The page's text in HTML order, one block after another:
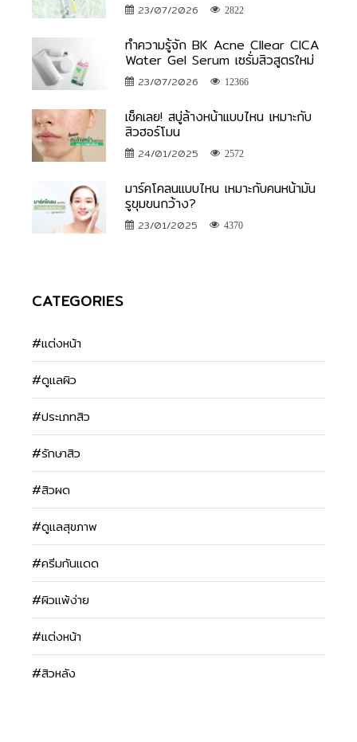
23/07/2026 2822
ทำความรู้จัก BK Acne Cllear CICA
Water Gel Serum เซรั่มสิวสูตรใหม่
23/07/2026 12366
เช็คเลย! สบู่ล้างหน้าแบบไหน เหมาะกับ
สิวฮอร์โมน
24/01/2025 2572
มาร์คโคลนแบบไหน เหมาะกับคนหน้ามัน
รูขุมขนกว้าง?
23/01/2025 4370
CATEGORIES
#แต่งหน้า
#ดูแลผิว
#ประเภทสิว
#รักษาสิว
#สิวผด
#ดูแลสุขภาพ
#ครีมกันแดด
#ผิวแพ้ง่าย
#แต่งหน้า
#สิวหลัง